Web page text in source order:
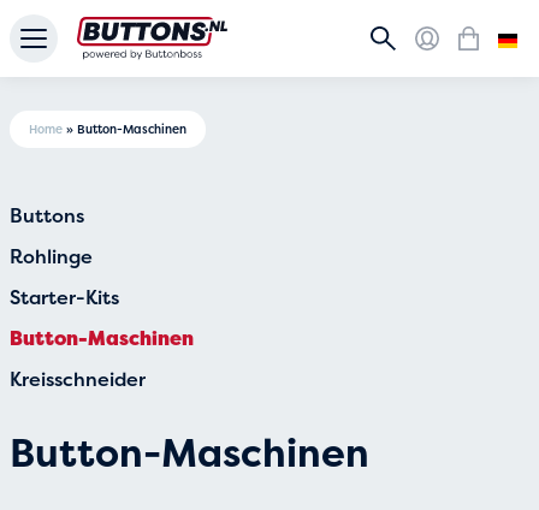
Home » Button-Maschinen
Buttons
Rohlinge
Starter-Kits
Button-Maschinen
Kreisschneider
Button-Maschinen